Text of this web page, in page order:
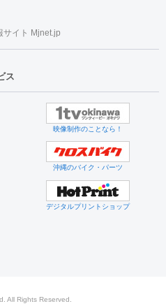
サイト Mjnet.jp
ス
映像制作のことなら！
沖縄のバイク・パーツ
デジタルプリントショップ
All Rights Reserved.